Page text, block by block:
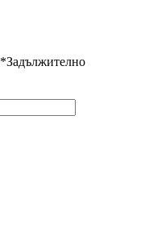
*Задължително